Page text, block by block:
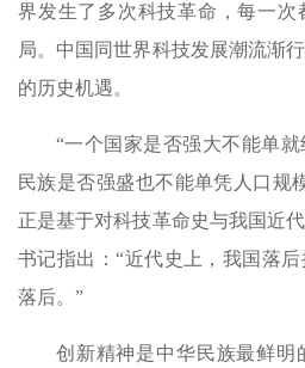
界发生了多次科技革命，每一次
局。中国同世界科技发展潮流渐
的历史机遇。
“一个国家是否强大不能单
民族是否强盛也不能单凭人口规
正是基于对科技革命史与我国近
书记指出：“近代史上，我国落
落后。”
创新精神是中华民族最鲜明